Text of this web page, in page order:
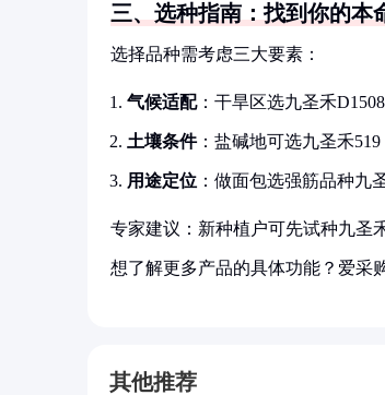
三、选种指南：找到你的本
选择品种需考虑三大要素：
气候适配：干旱区选九圣禾
土壤条件：盐碱地可选九圣禾
用途定位 ：做面包选强筋品种九
专家建议：新种植户可先试种九圣
想了解更多产品的具体功能？爱采
其他推荐